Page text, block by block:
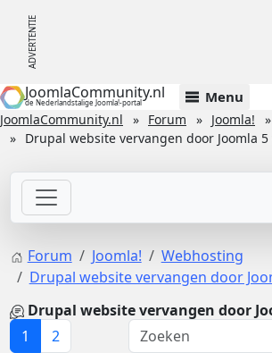
JoomlaCommunity.nl
de Nederlandstalige Joomla!-portal Menu
JoomlaCommunity.nl Forum Joomla!
Drupal website vervangen door Joomla
Forum Joomla!
Webhosting
Drupal website vervangen door
Drupal website vervangen door
1
2